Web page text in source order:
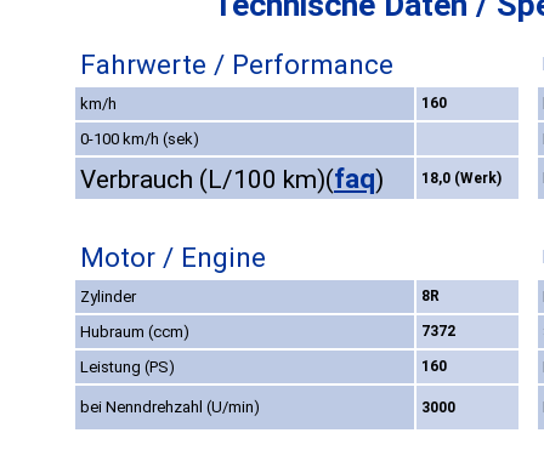
Fahrwerte / Performance
km/h 160
0-100 km/h (sek)
Verbrauch (L/100 km)(faq) 18,0 (Werk)
Motor / Engine
Zylinder 8R
Hubraum (ccm)
7372
Leistung (PS)
160
bei Nenndrehzahl (U/min) 3000